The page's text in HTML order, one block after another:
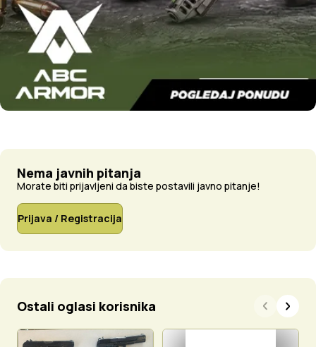
Nema javnih pitanja
Morate biti prijavljeni da biste postavili javno pitanje!
Prijava / Registracija
Ostali oglasi korisnika